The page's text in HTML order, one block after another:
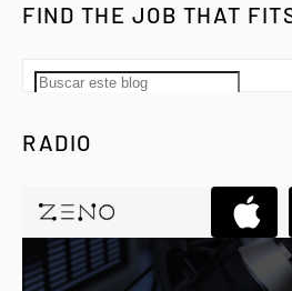
FIND THE JOB THAT
RADIO